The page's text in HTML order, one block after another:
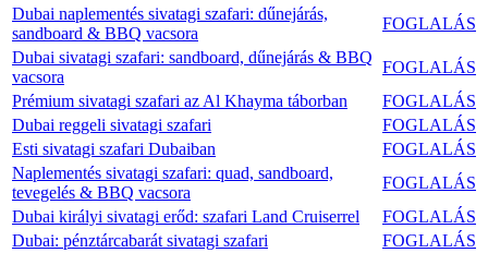
Dubai naplementés sivatagi szafari: dűnejárás,
sandboard & BBQ vacsora
FOGLALÁS
Dubai sivatagi szafari: sandboard, dűnejárás & BBQ
vacsora
FOGLALÁS
Prémium sivatagi szafari az Al Khayma táborban
FOGLALÁS
Dubai reggeli sivatagi szafari
FOGLALÁS
Esti sivatagi szafari Dubaiban
FOGLALÁS
Naplementés sivatagi szafari: quad, sandboard,
tevegelés & BBQ vacsora
FOGLALÁS
Dubai királyi sivatagi erőd: szafari Land Cruiserrel
FOGLALÁS
Dubai: pénztárcabarát sivatagi szafari
FOGLALÁS